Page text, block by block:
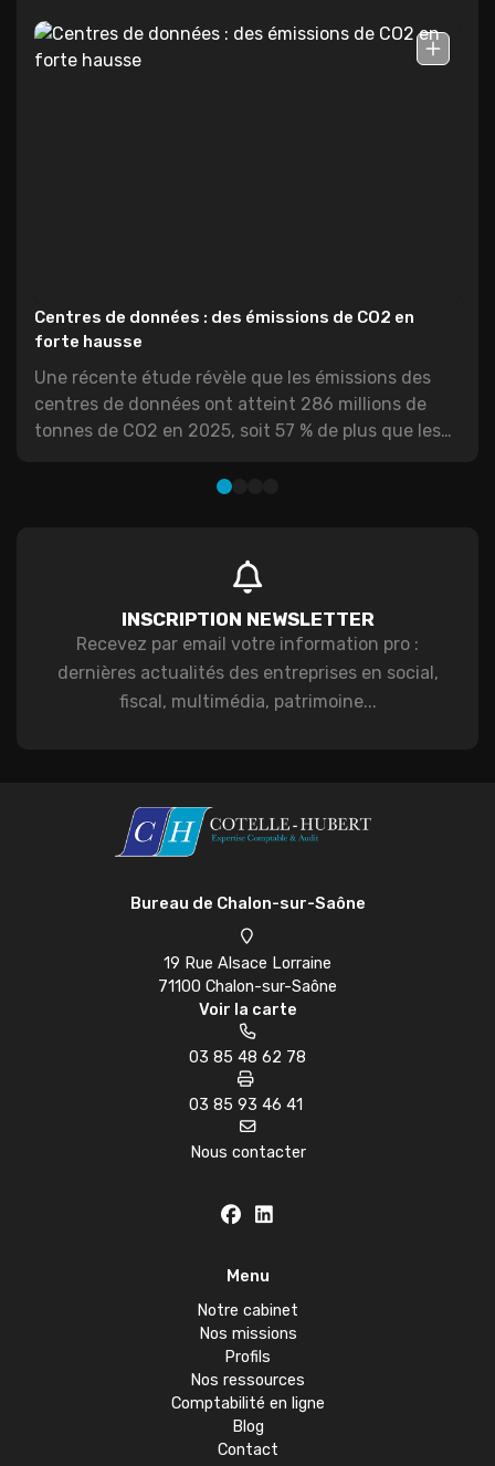
Centres de données : des émissions de CO2 en
forte hausse
Une récente étude révèle que les émissions des
centres de données ont atteint 286 millions de
tonnes de CO2 en 2025, soit 57 % de plus que les
INSCRIPTION NEWSLETTER
Recevez par email votre information pro :
dernières actualités des entreprises en social,
fiscal, multimédia, patrimoine...
Bureau de Chalon-sur-Saône
19 Rue Alsace Lorraine
71100 Chalon-sur-Saône
Voir la carte
03 85 48 62 78
03 85 93 46 41
Nous contacter
Menu
Notre cabinet
Nos missions
Profils
Nos ressources
Comptabilité en ligne
Blog
Contact